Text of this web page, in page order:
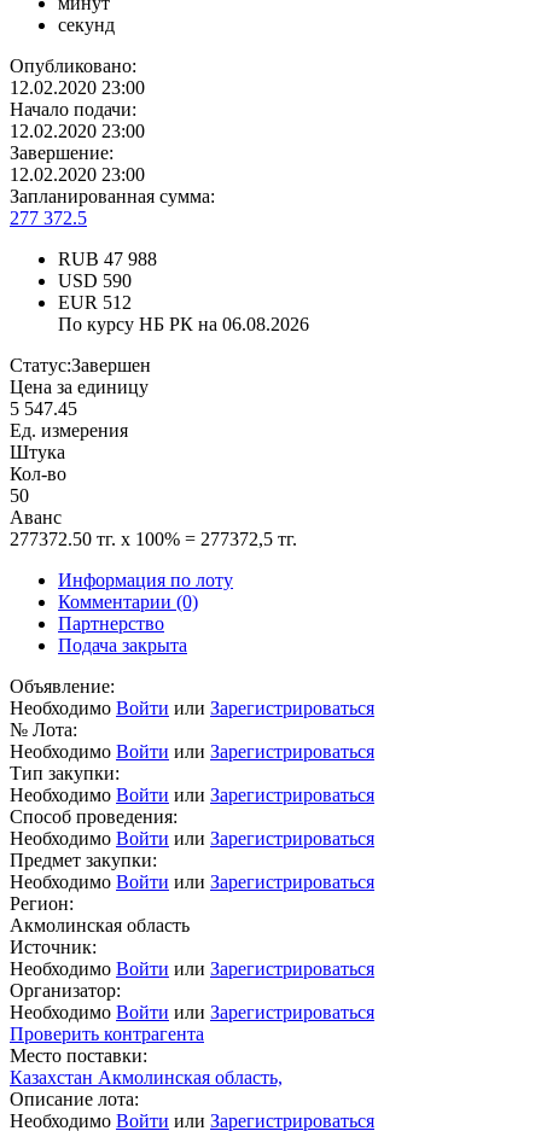
секунд
Опубликовано:
12.02.2020 23:00
Начало подачи:
12.02.2020 23:00
Завершение:
12.02.2020 23:00
Запланированная сумма:
277 372.5
RUB 47 988
USD 590
EUR 512
По курсу НБ РК на 06.08.2026
Статус:Завершен
Цена за единицу
5 547.45
Ед. измерения
Штука
Кол-во
50
Аванс
277372.50 тг. x 100% = 277372,5 тг.
Информация по лоту
Комментарии (0)
Партнерство
Подача закрыта
Объявление:
Необходимо Войти или Зарегистрироваться
№ Лота:
Необходимо Войти или Зарегистрироваться
Тип закупки:
Необходимо Войти или Зарегистрироваться
Способ проведения:
Необходимо Войти или Зарегистрироваться
Предмет закупки:
Необходимо Войти или Зарегистрироваться
Регион:
Акмолинская область
Источник:
Необходимо Войти или Зарегистрироваться
Организатор:
Необходимо Войти или Зарегистрироваться
Проверить контрагента
Место поставки:
Казахстан Акмолинская область,
Описание лота:
Необходимо Войти или Зарегистрироваться